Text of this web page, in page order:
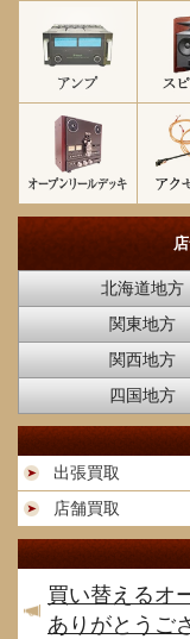
北海道地方
関東地方
関西地方
四国地方
出張買取
店舗買取
買い替えるオ
ありがとうご